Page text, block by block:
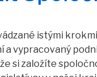
istými
a vypracovaný
si založíte